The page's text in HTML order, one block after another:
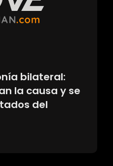
bilateral:
la causa y se
del